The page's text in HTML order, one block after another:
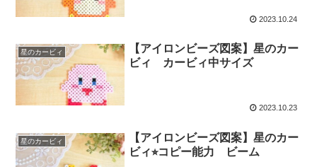
2023.10.24
星のカービィ
【アイロンビーズ図案】星のカー
ビィ カービィ中サイズ
2023.10.23
星のカービィ
【アイロンビーズ図案】星のカー
ビィ⭐︎コピー能力 ビーム